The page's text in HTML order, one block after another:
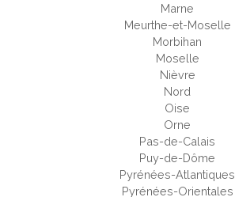
Marne
Meurthe-et-Moselle
Morbihan
Moselle
Nièvre
Nord
Oise
Orne
Pas-de-Calais
Puy-de-Dôme
Pyrénées-Atlantiques
Pyrénées-Orientales